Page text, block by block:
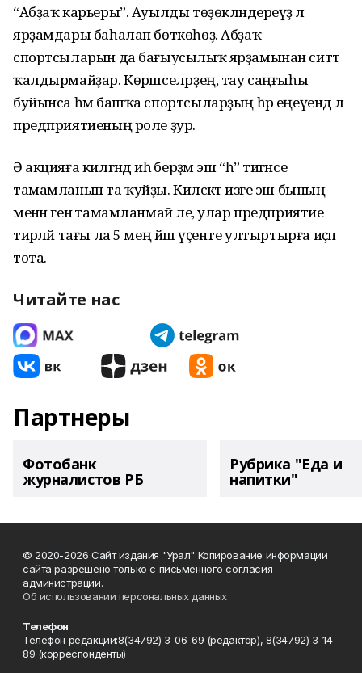
“Абҙаҡ карьеры”. Ауылды төҙөкләндереүҙә лә
ярҙамдары баһалап бөткөһөҙ. Абҙаҡ
спортсыларын да бағыусылыҡ ярҙамынан ситтә
ҡалдырмайҙар. Көрәшселәрҙең, тау саңғыһы
буйынса һәм башҡа спортсыларҙың һәр еңеүендә лә
предприятиеның роле ҙур.
Ә акцияға килгәндә иһә берҙәм эш “һә” тигәнсе
тамамланып та ҡуйҙы. Киләсәктә изге эш бының
менән генә тамамланмай әле, улар предприятие
тирәләй тағы ла 5 мең йәш үҫенте ултыртырға иҫәп
тота.
Читайте нас
Партнеры
Фотобанк
журналистов РБ
Рубрика "Еда и
напитки"
© 2020-2026 Сайт издания "Урал" Копирование информации
сайта разрешено только с письменного согласия
администрации.
Об использовании персональных данных
Телефон
Телефон редакции:8(34792) 3-06-69 (редактор), 8(34792) 3-14-
89 (корреспонденты)